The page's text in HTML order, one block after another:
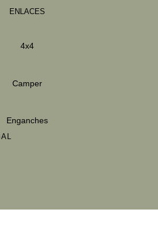
ENLACES
4x4
Camper
Enganches